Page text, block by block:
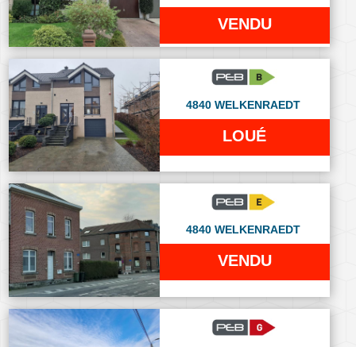
VENDU
4840 WELKENRAEDT
LOUÉ
4840 WELKENRAEDT
VENDU